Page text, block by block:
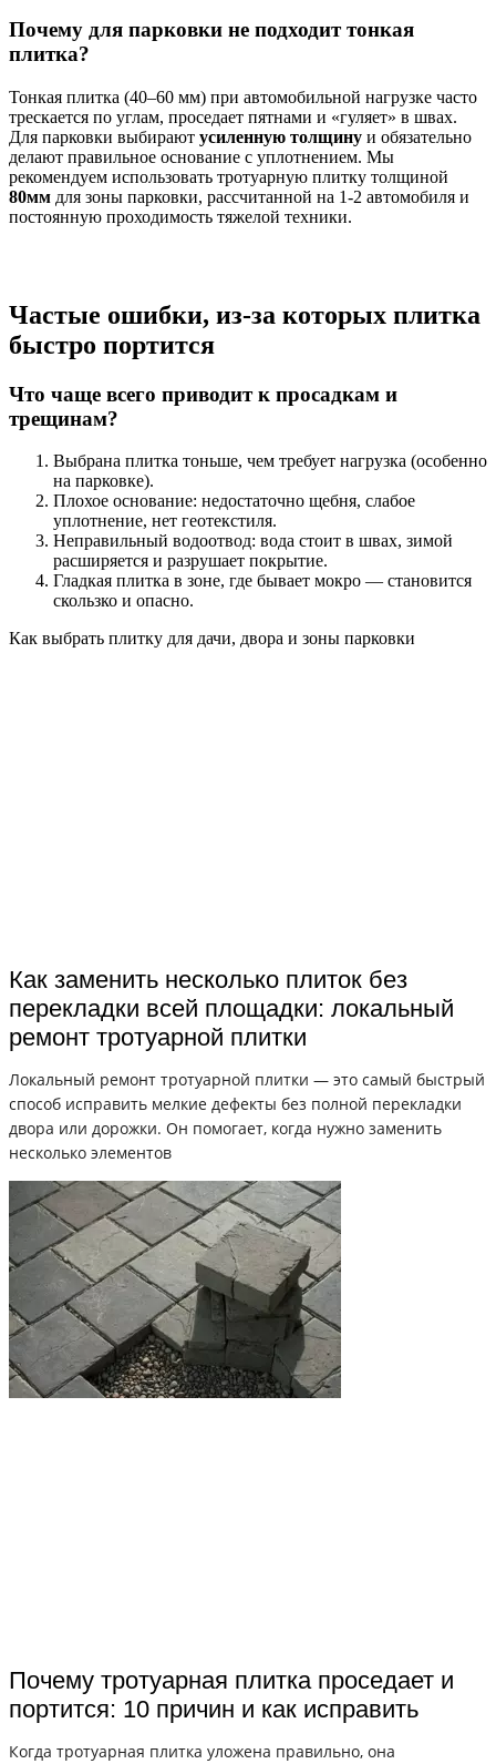
Почему для парковки не подходит тонкая
плитка?
Тонкая плитка (40–60 мм) при автомобильной нагрузке часто
трескается по углам, проседает пятнами и «гуляет» в швах.
Для парковки выбирают усиленную толщину и обязательно
делают правильное основание с уплотнением. Мы
рекомендуем использовать тротуарную плитку толщиной
80мм для зоны парковки, рассчитанной на 1-2 автомобиля и
постоянную проходимость тяжелой техники.
Частые ошибки, из-за которых плитка
быстро портится
Что чаще всего приводит к просадкам и
трещинам?
Выбрана плитка тоньше, чем требует нагрузка (особенно
на парковке).
Плохое основание: недостаточно щебня, слабое
уплотнение, нет геотекстиля.
Неправильный водоотвод: вода стоит в швах, зимой
расширяется и разрушает покрытие.
Гладкая плитка в зоне, где бывает мокро — становится
скользко и опасно.
Как выбрать плитку для дачи, двора и зоны парковки
Как заменить несколько плиток без
перекладки всей площадки: локальный
ремонт тротуарной плитки
Локальный ремонт тротуарной плитки — это самый быстрый
способ исправить мелкие дефекты без полной перекладки
двора или дорожки. Он помогает, когда нужно заменить
несколько элементов
Почему тротуарная плитка проседает и
портится: 10 причин и как исправить
Когда тротуарная плитка уложена правильно, она